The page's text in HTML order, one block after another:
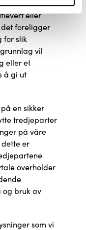
eller
foreligger
for slik
vil
eller et
å gi ut
en sikker
tredjeparter
på våre
er
overholder
og bruk av
som vi